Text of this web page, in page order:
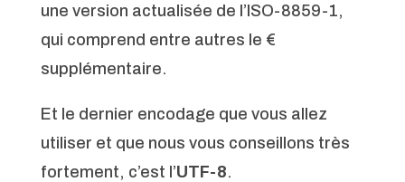
une version actualisée de l’ISO-8859-1,
qui comprend entre autres le €
supplémentaire.
Et le dernier encodage que vous allez
utiliser et que nous vous conseillons très
fortement, c’est l’UTF-8.